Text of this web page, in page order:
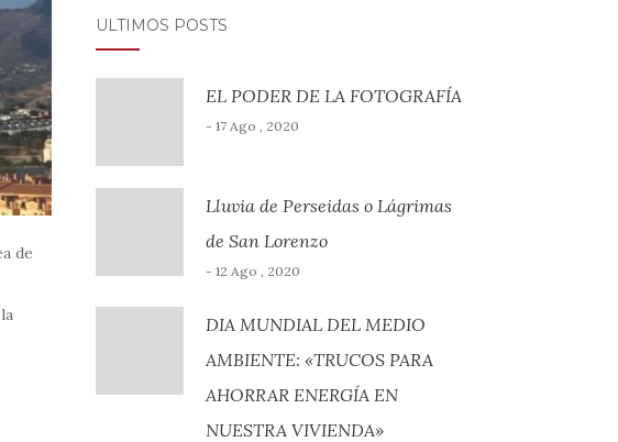
de
ÚLTIMOS POSTS
EL PODER DE LA FOTOGRAFÍA
- 17 Ago , 2020
Lluvia de Perseidas o Lágrimas
de San Lorenzo
- 12 Ago , 2020
DIA MUNDIAL DEL MEDIO
AMBIENTE: «TRUCOS PARA
AHORRAR ENERGÍA EN
NUESTRA VIVIENDA»